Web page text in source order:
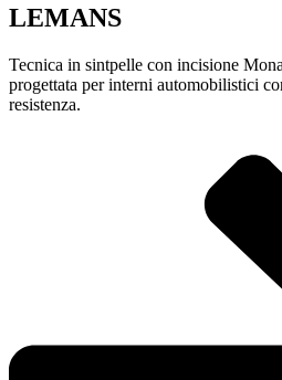
LEMANS
Tecnica in sintpelle con incisione
progettata per interni automobilistici
resistenza.